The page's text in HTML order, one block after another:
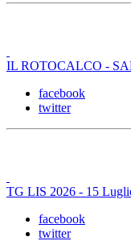
IL ROTOCALCO -
facebook
twitter
TG LIS 2026 - 15
facebook
twitter